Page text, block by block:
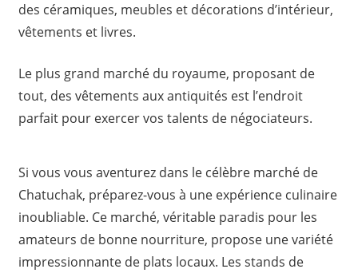
des céramiques, meubles et décorations d’intérieur,
vêtements et livres.
Le plus grand marché du royaume, proposant de
tout, des vêtements aux antiquités est l’endroit
parfait pour exercer vos talents de négociateurs.
Si vous vous aventurez dans le célèbre marché de
Chatuchak, préparez-vous à une expérience culinaire
inoubliable. Ce marché, véritable paradis pour les
amateurs de bonne nourriture, propose une variété
impressionnante de plats locaux. Les stands de